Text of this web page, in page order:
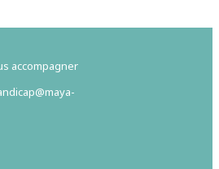
accompagner